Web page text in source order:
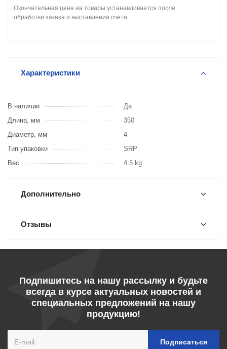
Окончательная цена на товары устанавливается после
обработки заказа и выставления счета
Характеристики
В наличии
Да
Длина, мм
350
Диаметр, мм
4
Тип упаковки
SRP
Вес
4.5 kg
Дополнительно
Отзывы
Подпишитесь на нашу рассылку и будьте
всегда в курсе актуальных новостей и
специальных предложений на нашу
продукцию!